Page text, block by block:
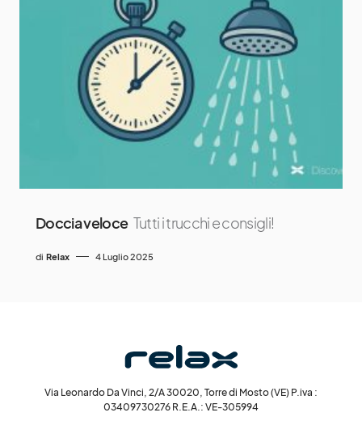
Doccia veloce Tutti i trucchi e consigli!
di Relax 4 Luglio 2025
Via Leonardo Da Vinci, 2/A 30020, Torre di Mosto (VE) P.iva :
03409730276 R.E.A.: VE-305994